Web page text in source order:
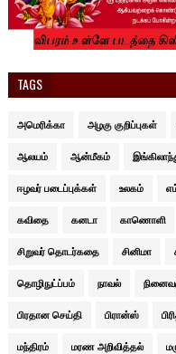
TAGS
அமெரிக்கா அழகு குறிப்புகள்
ஆலயம் ஆன்மீகம்
ஈழவர் படைப்புக்கள் உலகம்
கவிதை கனடா காணொளி
சிறுவர் தொடர்கதை சினிமா
தொழிநுட்ப்பம் நாவல்
பிரதான செய்தி பிரான்ஸ்
மந்திரம் மரண அறிவித்தல்